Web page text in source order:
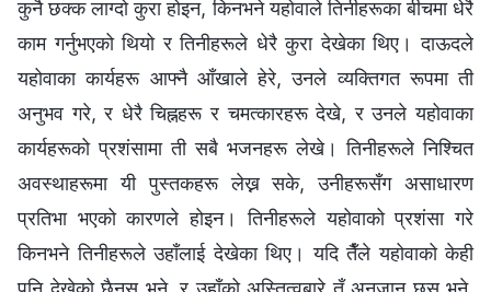
कुनै छक्क लाग्दो कुरा होइन, किनभने यहोवाले तिनीहरूका बीचमा धेरै
काम गर्नुभएको थियो र तिनीहरूले धेरै कुरा देखेका थिए। दाऊदले
यहोवाका कार्यहरू आफ्नै आँखाले हेरे, उनले व्यक्तिगत रूपमा ती
अनुभव गरे, र धेरै चिह्नहरू र चमत्कारहरू देखे, र उनले यहोवाका
कार्यहरूको प्रशंसामा ती सबै भजनहरू लेखे। तिनीहरूले निश्चित
अवस्थाहरूमा यी पुस्तकहरू लेख्न सके, उनीहरूसँग असाधारण
प्रतिभा भएको कारणले होइन। तिनीहरूले यहोवाको प्रशंसा गरे
किनभने तिनीहरूले उहाँलाई देखेका थिए। यदि तैँले यहोवाको केही